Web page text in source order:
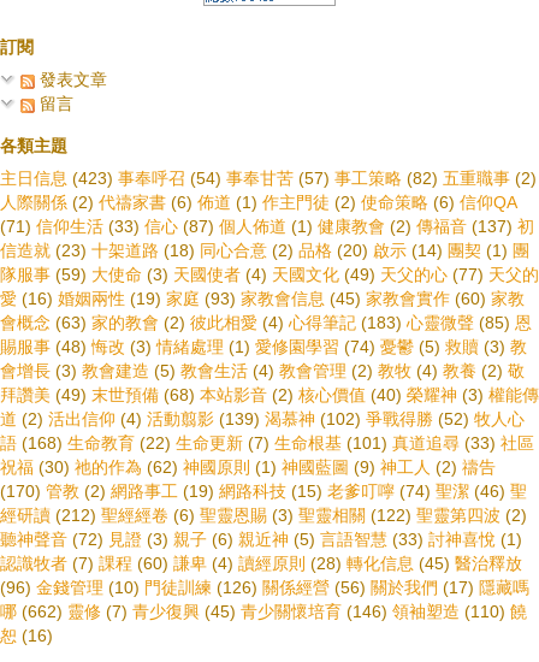
訂閱
發表文章
留言
各類主題
主日信息 (423) 事奉呼召 (54) 事奉甘苦 (57) 事工策略 (82) 五重職事 (2)
人際關係 (2) 代禱家書 (6) 佈道 (1) 作主門徒 (2) 使命策略 (6) 信仰QA
(71) 信仰生活 (33) 信心 (87) 個人佈道 (1) 健康教會 (2) 傳福音 (137) 初
信造就 (23) 十架道路 (18) 同心合意 (2) 品格 (20) 啟示 (14) 團契 (1) 團
隊服事 (59) 大使命 (3) 天國使者 (4) 天國文化 (49) 天父的心 (77) 天父的
愛 (16) 婚姻兩性 (19) 家庭 (93) 家教會信息 (45) 家教會實作 (60) 家教
會概念 (63) 家的教會 (2) 彼此相愛 (4) 心得筆記 (183) 心靈微聲 (85) 恩
賜服事 (48) 悔改 (3) 情緒處理 (1) 愛修園學習 (74) 憂鬱 (5) 救贖 (3) 教
會增長 (3) 教會建造 (5) 教會生活 (4) 教會管理 (2) 教牧 (4) 教養 (2) 敬
拜讚美 (49) 末世預備 (68) 本站影音 (2) 核心價值 (40) 榮耀神 (3) 權能傳
道 (2) 活出信仰 (4) 活動翦影 (139) 渴慕神 (102) 爭戰得勝 (52) 牧人心
語 (168) 生命教育 (22) 生命更新 (7) 生命根基 (101) 真道追尋 (33) 社區
祝福 (30) 祂的作為 (62) 神國原則 (1) 神國藍圖 (9) 神工人 (2) 禱告
(170) 管教 (2) 網路事工 (19) 網路科技 (15) 老爹叮嚀 (74) 聖潔 (46) 聖
經研讀 (212) 聖經經卷 (6) 聖靈恩賜 (3) 聖靈相關 (122) 聖靈第四波 (2)
聽神聲音 (72) 見證 (3) 親子 (6) 親近神 (5) 言語智慧 (33) 討神喜悅 (1)
認識牧者 (7) 課程 (60) 謙卑 (4) 讀經原則 (28) 轉化信息 (45) 醫治釋放
(96) 金錢管理 (10) 門徒訓練 (126) 關係經營 (56) 關於我們 (17) 隱藏嗎
哪 (662) 靈修 (7) 青少復興 (45) 青少關懷培育 (146) 領袖塑造 (110) 饒
恕 (16)